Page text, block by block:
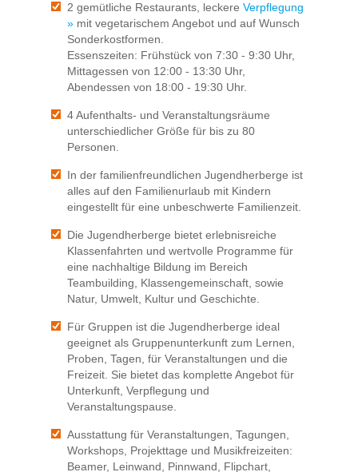
2 gemütliche Restaurants, leckere Verpflegung
» mit vegetarischem Angebot und auf Wunsch
Sonderkostformen.
Essenszeiten: Frühstück von 7:30 - 9:30 Uhr,
Mittagessen von 12:00 - 13:30 Uhr,
Abendessen von 18:00 - 19:30 Uhr.
4 Aufenthalts- und Veranstaltungsräume
unterschiedlicher Größe für bis zu 80
Personen.
In der familienfreundlichen Jugendherberge ist
alles auf den Familienurlaub mit Kindern
eingestellt für eine unbeschwerte Familienzeit.
Die Jugendherberge bietet erlebnisreiche
Klassenfahrten und wertvolle Programme für
eine nachhaltige Bildung im Bereich
Teambuilding, Klassengemeinschaft, sowie
Natur, Umwelt, Kultur und Geschichte.
Für Gruppen ist die Jugendherberge ideal
geeignet als Gruppenunterkunft zum Lernen,
Proben, Tagen, für Veranstaltungen und die
Freizeit. Sie bietet das komplette Angebot für
Unterkunft, Verpflegung und
Veranstaltungspause.
Ausstattung für Veranstaltungen, Tagungen,
Workshops, Projekttage und Musikfreizeiten:
Beamer, Leinwand, Pinnwand, Flipchart,